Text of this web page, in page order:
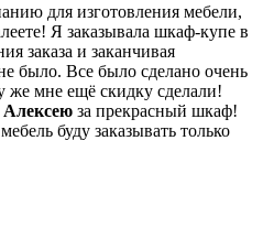
для изготовления мебели,
Я заказывала шкаф-купе в
заказа и заканчивая
было. Все было сделано очень
же мне ещё скидку сделали!
Алексею за прекрасный шкаф!
буду заказывать только